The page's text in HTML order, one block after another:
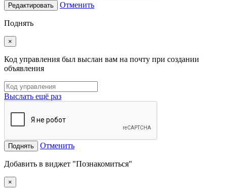
Редактировать Отменить
Поднять
×
Код управления был выслан вам на почту при создании
объявления
Выслать ещё раз
Поднять Отменить
Добавить в виджет "Познакомиться"
×